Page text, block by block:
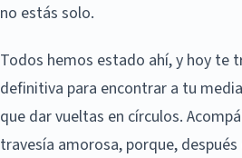
no estás solo.
Todos hemos estado ahí, y hoy te
definitiva para encontrar a tu
que dar vueltas en círculos.
travesía amorosa, porque,